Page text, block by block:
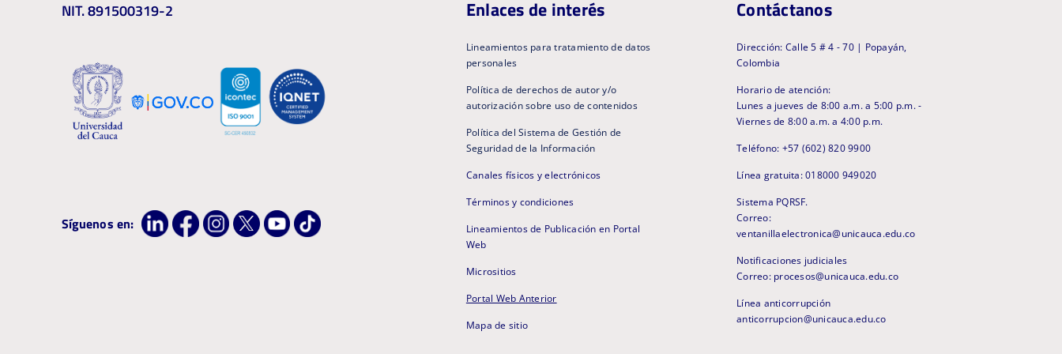
NIT. 891500319-2
Síguenos en:
Enlaces de interés
Lineamientos para tratamiento de datos
personales
Política de derechos de autor y/o
autorización sobre uso de contenidos
Política del Sistema de Gestión de
Seguridad de la Información
Canales físicos y electrónicos
Términos y condiciones
Lineamientos de Publicación en Portal
Web
Micrositios
Portal Web Anterior
Mapa de sitio
Contáctanos
Dirección: Calle 5 # 4 - 70 | Popayán,
Colombia
Horario de atención:
Lunes a jueves de 8:00 a.m. a 5:00 p.m. -
Viernes de 8:00 a.m. a 4:00 p.m.
Teléfono: +57 (602) 820 9900
Línea gratuita: 018000 949020
Sistema PQRSF.
Correo:
ventanillaelectronica@unicauca.edu.co
Notificaciones judiciales
Correo: procesos@unicauca.edu.co
Línea anticorrupción
anticorrupcion@unicauca.edu.co